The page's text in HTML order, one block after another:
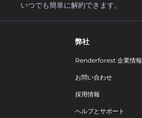
いつでも簡単に解約できます。
弊社
Renderforest 企業情報
お問い合わせ
採用情報
ヘルプとサポート